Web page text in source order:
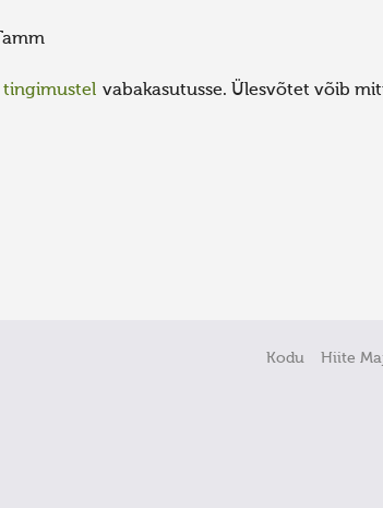
tingimustel vabakasutusse. Ülesvõtet võib
Kodu Hiite